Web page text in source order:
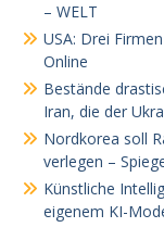
– WELT
USA: Drei
Online
Bestände
Iran, die der
Nordkorea soll
verlegen –
Künstliche
eigenem KI-